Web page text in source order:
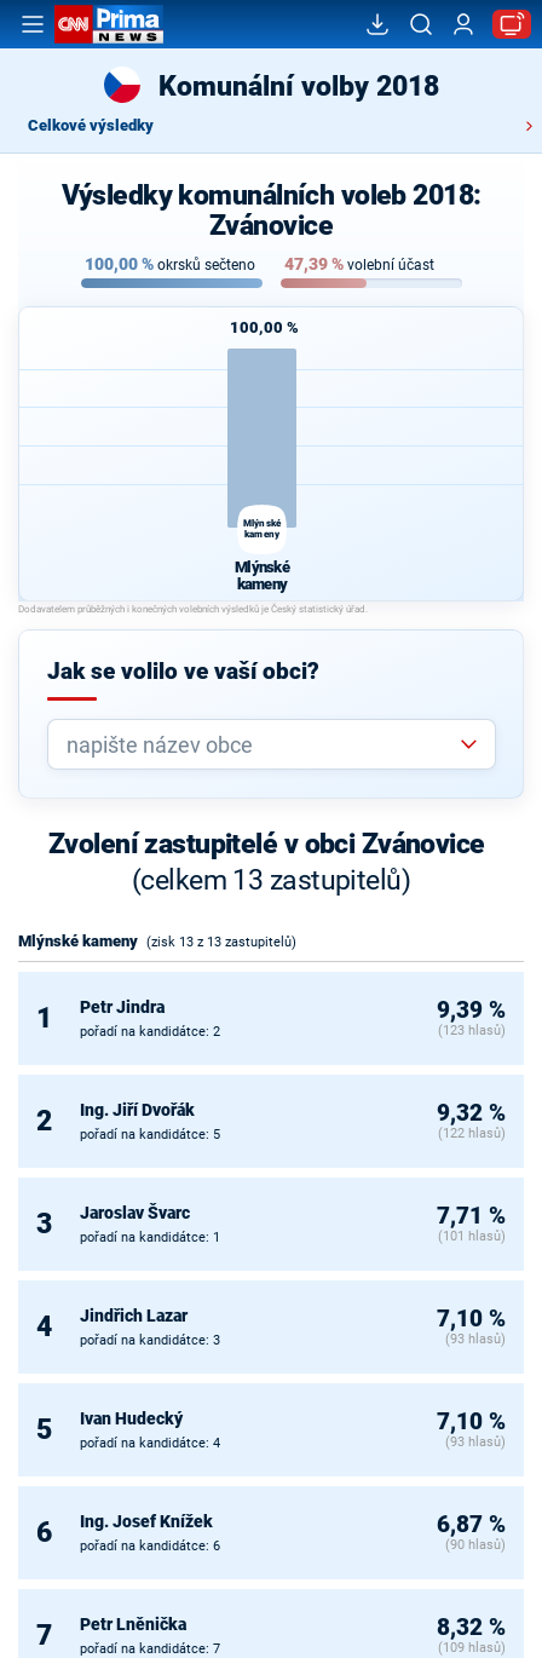
Komunální volby 2018
Celkové výsledky
Výsledky komunálních voleb 2018:
Zvánovice
100,00% okrsků sečteno 47,39% volební účast
100,00 %
Mlýnské
kameny
Mlýnské
kameny
Jak se volilo ve vaší obci?
Zvolení zastupitelé v obci Zvánovice
(celkem 13 zastupitelů)
Mlýnské kameny (zisk 13 z 13 zastupitelů)
1 Petr Jindra
pořadí na kandidátce: 2
9,39 %
(123 hlasů)
2 Ing. Jiří Dvořák
pořadí na kandidátce: 5
9,32 %
(122 hlasů)
3 Jaroslav Švarc
pořadí na kandidátce: 1
7,71 %
(101 hlasů)
4 Jindřich Lazar
pořadí na kandidátce: 3
7,10 %
(93 hlasů)
5 Ivan Hudecký
pořadí na kandidátce: 4
7,10 %
(93 hlasů)
6 Ing. Josef Knížek
pořadí na kandidátce: 6
6,87 %
(90 hlasů)
7 Petr Lněnička
pořadí na kandidátce: 7
8,32 %
(109 hlasů)